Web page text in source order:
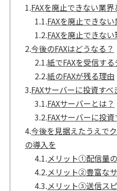
1.FAXを廃止できない業界
1.1.FAXを廃止できな
1.2.FAXを廃止できない
2.今後のFAXはどうなる？
2.1.紙でFAXを受信す
2.2.紙のFAXが残る理由
3.FAXサーバーに投資す
3.1.FAXサーバーとは？
3.2.FAXサーバーに投
4.今後を見据えたうえで
の導入を
4.1.メリット①配信量
4.2.メリット②豊富な
4.3.メリット③送信ス